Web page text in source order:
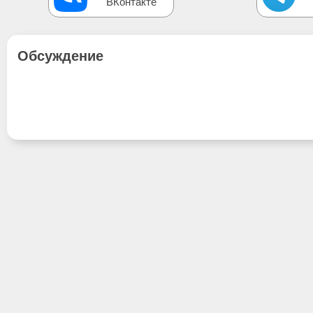
Обсуждение